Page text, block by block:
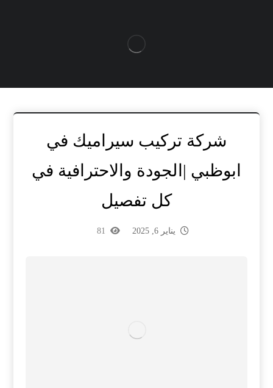
شركة تركيب سيراميك في
ابوظبي |الجودة والاحترافية في
كل تفصيل
يناير 6, 2025 81